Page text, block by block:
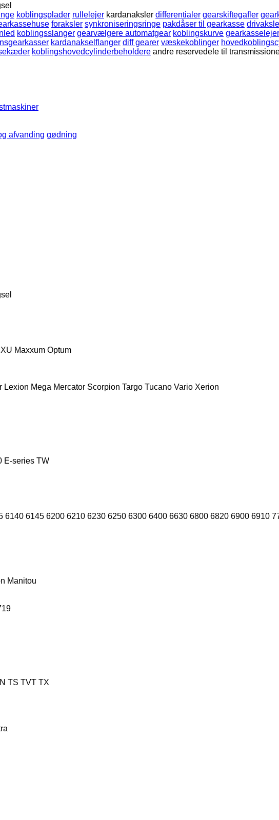
koblingsplader rullelejer kardanaksler differentialer gearskiftegafler
foraksler synkroniseringsringe pakdåser til gearkasse
koblingsslanger gearvælgere automatgear koblingskurve gearkasselejer
kardanakselflanger diff gearer væskekoblinger
koblingshovedcylinderbeholdere andre reservedele til
afvanding gødning
Maxxum Optum
Lexion Mega Mercator Scorpion Targo Tucano Vario Xerion
E-series TW
6140 6145 6200 6210 6230 6250 6300 6400 6630 6800 6820 6900 6910
Manitou
TS TVT TX